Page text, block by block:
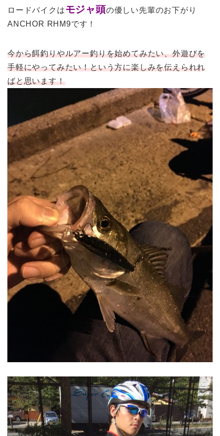
ロードバイクはモジャ頭の優しい先輩のお下がり
ANCHOR RHM9です！
今から餌釣りやルアー釣りを始めてみたい、外遊びを
手軽にやってみたい！という方に楽しみを伝えられれ
ばと思います！